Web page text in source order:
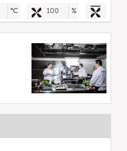
°C 100 %